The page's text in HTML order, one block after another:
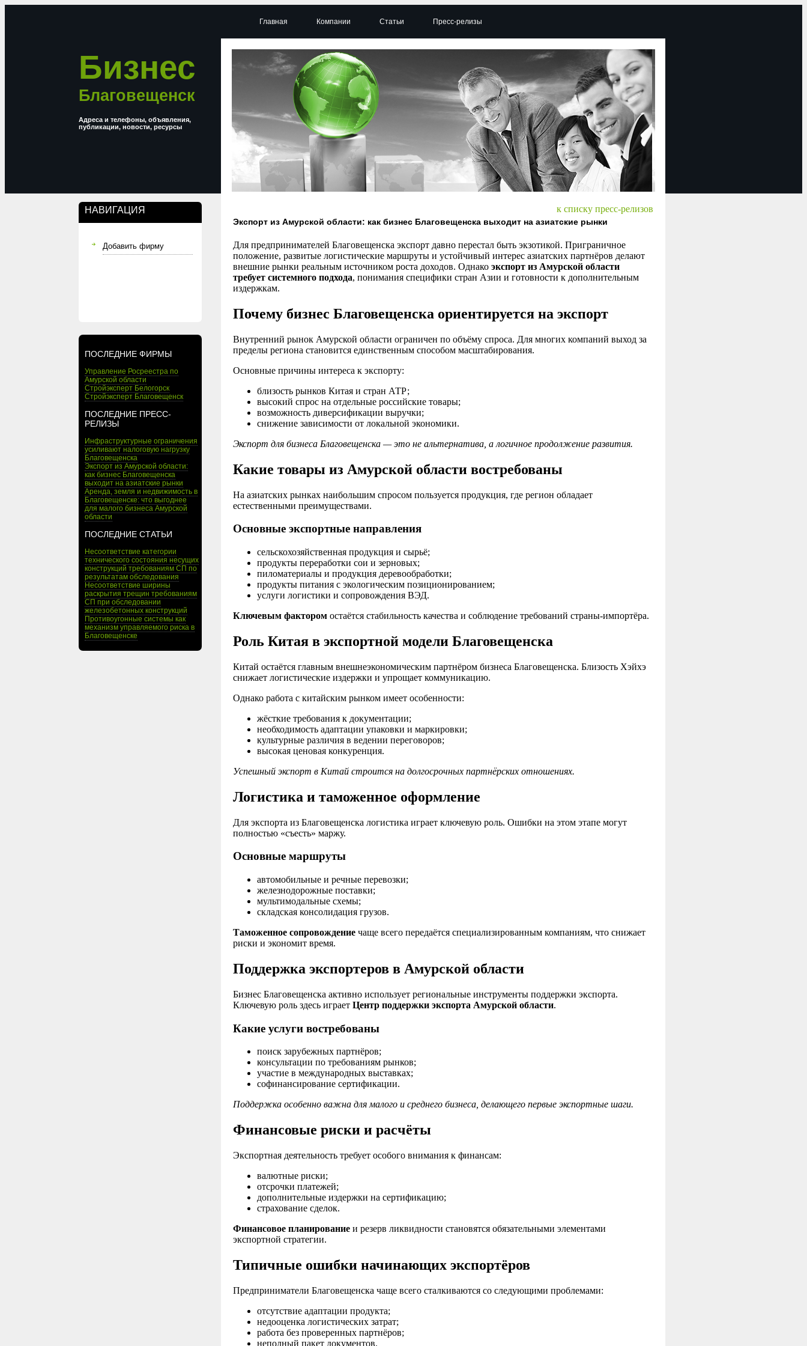
Бизнес
Благовещенск
Адреса и телефоны, объявления,
публикации, новости, ресурсы
НАВИГАЦИЯ
Добавить фирму
ПОСЛЕДНИЕ ФИРМЫ
Управление Росреестра по
Амурской области
Стройэксперт Белогорск
Стройэксперт Благовещенск
ПОСЛЕДНИЕ ПРЕСС-
РЕЛИЗЫ
Инфраструктурные ограничения
усиливают налоговую нагрузку
Благовещенска
Экспорт из Амурской области:
как бизнес Благовещенска
выходит на азиатские рынки
Аренда, земля и недвижимость в
Благовещенске: что выгоднее
для малого бизнеса Амурской
области
ПОСЛЕДНИЕ СТАТЬИ
Несоответствие категории
технического состояния несущих
конструкций требованиям СП по
результатам обследования
Несоответствие ширины
раскрытия трещин требованиям
СП при обследовании
железобетонных конструкций
Противоугонные системы как
механизм управляемого риска в
Благовещенске
Главная Компании Статьи Пресс-релизы
к списку пресс-релизов
Экспорт из Амурской области: как бизнес Благовещенска выходит на азиатские рынки
Для предпринимателей Благовещенска экспорт давно перестал быть экзотикой. Приграничное
положение, развитые логистические маршруты и устойчивый интерес азиатских партнёров делают
внешние рынки реальным источником роста доходов. Однако экспорт из Амурской области
требует системного подхода, понимания специфики стран Азии и готовности к дополнительным
издержкам.
Почему бизнес Благовещенска ориентируется на экспорт
Внутренний рынок Амурской области ограничен по объёму спроса. Для многих компаний выход за
пределы региона становится единственным способом масштабирования.
Основные причины интереса к экспорту:
близость рынков Китая и стран АТР;
высокий спрос на отдельные российские товары;
возможность диверсификации выручки;
снижение зависимости от локальной экономики.
Экспорт для бизнеса Благовещенска — это не альтернатива, а логичное продолжение развития.
Какие товары из Амурской области востребованы
На азиатских рынках наибольшим спросом пользуется продукция, где регион обладает
естественными преимуществами.
Основные экспортные направления
сельскохозяйственная продукция и сырьё;
продукты переработки сои и зерновых;
пиломатериалы и продукция деревообработки;
продукты питания с экологическим позиционированием;
услуги логистики и сопровождения ВЭД.
Ключевым фактором остаётся стабильность качества и соблюдение требований страны-импортёра.
Роль Китая в экспортной модели Благовещенска
Китай остаётся главным внешнеэкономическим партнёром бизнеса Благовещенска. Близость Хэйхэ
снижает логистические издержки и упрощает коммуникацию.
Однако работа с китайским рынком имеет особенности:
жёсткие требования к документации;
необходимость адаптации упаковки и маркировки;
культурные различия в ведении переговоров;
высокая ценовая конкуренция.
Успешный экспорт в Китай строится на долгосрочных партнёрских отношениях.
Логистика и таможенное оформление
Для экспорта из Благовещенска логистика играет ключевую роль. Ошибки на этом этапе могут
полностью «съесть» маржу.
Основные маршруты
автомобильные и речные перевозки;
железнодорожные поставки;
мультимодальные схемы;
складская консолидация грузов.
Таможенное сопровождение чаще всего передаётся специализированным компаниям, что снижает
риски и экономит время.
Поддержка экспортеров в Амурской области
Бизнес Благовещенска активно использует региональные инструменты поддержки экспорта.
Ключевую роль здесь играет Центр поддержки экспорта Амурской области.
Какие услуги востребованы
поиск зарубежных партнёров;
консультации по требованиям рынков;
участие в международных выставках;
софинансирование сертификации.
Поддержка особенно важна для малого и среднего бизнеса, делающего первые экспортные шаги.
Финансовые риски и расчёты
Экспортная деятельность требует особого внимания к финансам:
валютные риски;
отсрочки платежей;
дополнительные издержки на сертификацию;
страхование сделок.
Финансовое планирование и резерв ликвидности становятся обязательными элементами
экспортной стратегии.
Типичные ошибки начинающих экспортёров
Предприниматели Благовещенска чаще всего сталкиваются со следующими проблемами:
отсутствие адаптации продукта;
недооценка логистических затрат;
работа без проверенных партнёров;
неполный пакет документов.